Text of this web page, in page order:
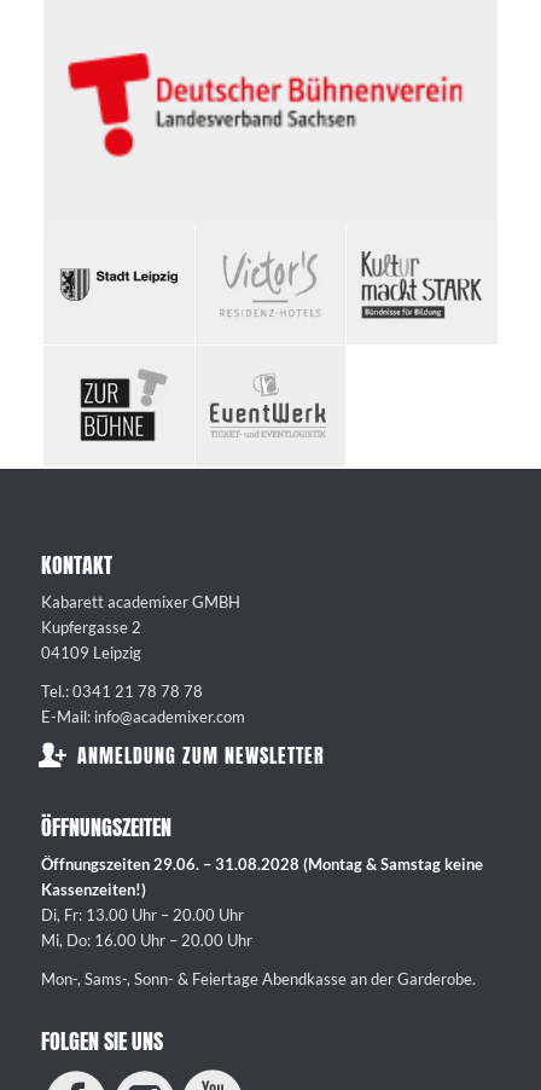
KONTAKT
Kabarett academixer GMBH
Kupfergasse 2
04109 Leipzig
Tel.: 0341 21 78 78 78
E-Mail: info@academixer.com
ANMELDUNG ZUM NEWSLETTER
ÖFFNUNGSZEITEN
Öffnungszeiten 29.06. – 31.08.2028 (Montag & Samstag keine
Kassenzeiten!)
Di, Fr: 13.00 Uhr – 20.00 Uhr
Mi, Do: 16.00 Uhr – 20.00 Uhr
Mon-, Sams-, Sonn- & Feiertage Abendkasse an der Garderobe.
FOLGEN SIE UNS